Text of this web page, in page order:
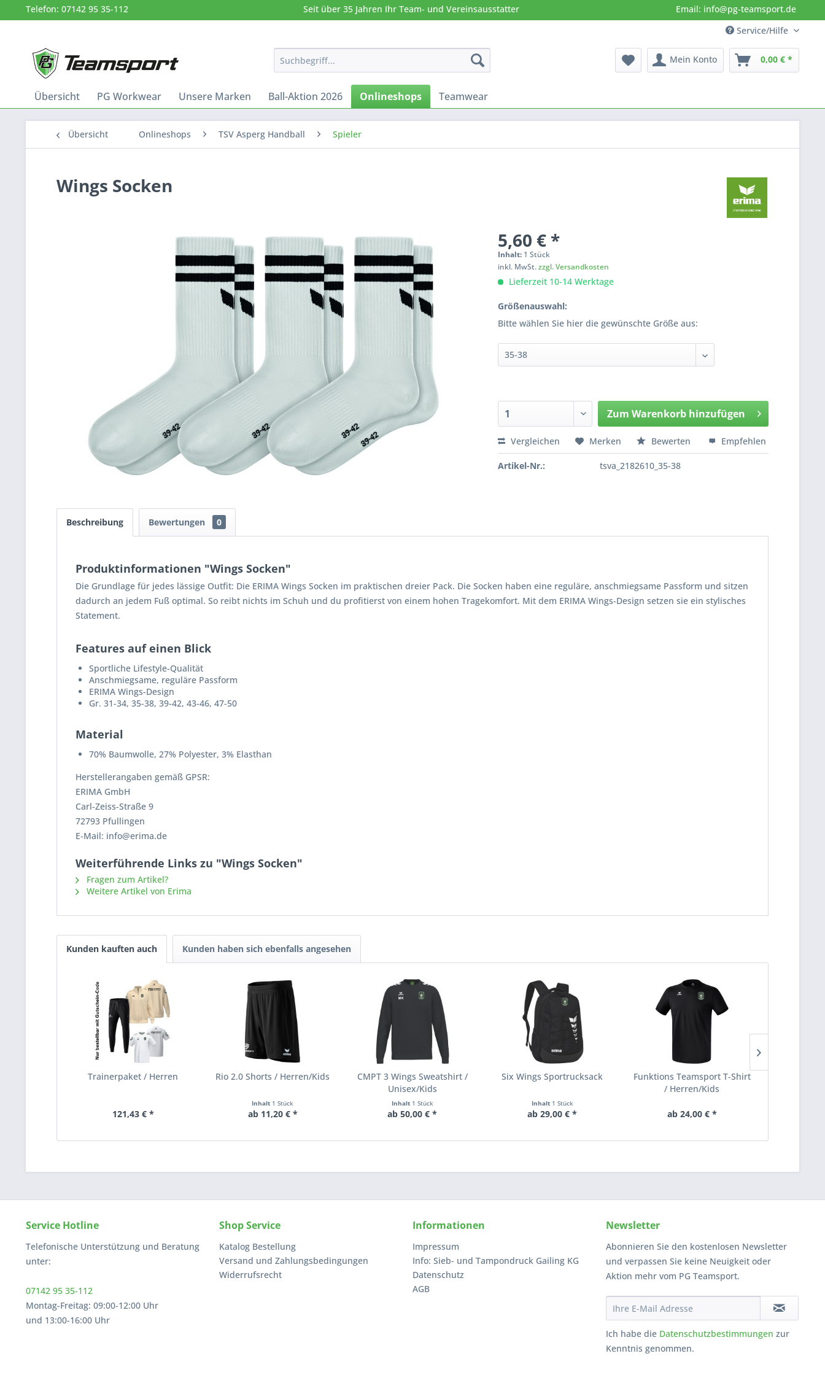
Telefon: 07142 95 35-112 Seit über 35 Jahren Ihr Team- und Vereinsausstatter
Email: info@pg-teamsport.de
Service/Hilfe
Mein Konto 0,00 € *
Übersicht PG Workwear Unsere Marken Ball-Aktion 2026 Onlineshops Teamwear
Übersicht Onlineshops TSV Asperg Handball Spieler
Wings Socken
5,60 € *
Inhalt: 1 Stück
inkl. MwSt.zzgl. Versandkosten
Lieferzeit 10-14 Werktage
Größenauswahl:
Bitte wählen Sie hier die gewünschte Größe aus:
Zum Warenkorb hinzufügen
Hinzugefügt
Vergleichen Merken Bewerten Empfehlen
Artikel-Nr.: tsva_2182610_35-38
Beschreibung Bewertungen 0
Produktinformationen "Wings Socken"
Die Grundlage für jedes lässige Outfit: Die ERIMA Wings Socken im praktischen dreier Pack. Die Socken haben eine reguläre, anschmiegsame Passform und sitzen
dadurch an jedem Fuß optimal. So reibt nichts im Schuh und du profitierst von einem hohen Tragekomfort. Mit dem ERIMA Wings-Design setzen sie ein stylisches
Statement.
Features auf einen Blick
Sportliche Lifestyle-Qualität
Anschmiegsame, reguläre Passform
ERIMA Wings-Design
Gr. 31-34, 35-38, 39-42, 43-46, 47-50
Material
70% Baumwolle, 27% Polyester, 3% Elasthan
Herstellerangaben gemäß GPSR:
ERIMA GmbH
Carl-Zeiss-Straße 9
72793 Pfullingen
E-Mail: info@erima.de
Weiterführende Links zu "Wings Socken"
Fragen zum Artikel?
Weitere Artikel von Erima
Kunden kauften auch Kunden haben sich ebenfalls angesehen
Trainerpaket / Herren
121,43 € *
Rio 2.0 Shorts / Herren/Kids
Inhalt 1 Stück
ab 11,20 € *
CMPT 3 Wings Sweatshirt /
Unisex/Kids
Inhalt 1 Stück
ab 50,00 € *
Six Wings Sportrucksack
Inhalt 1 Stück
ab 29,00 € *
Funktions Teamsport T-Shirt
/ Herren/Kids
ab 24,00 € *
Service Hotline
Telefonische Unterstützung und Beratung
unter:
07142 95 35-112
Montag-Freitag: 09:00-12:00 Uhr
und 13:00-16:00 Uhr
Shop Service
Katalog Bestellung
Versand und Zahlungsbedingungen
Widerrufsrecht
Informationen
Impressum
Info: Sieb- und Tampondruck Gailing KG
Datenschutz
AGB
Newsletter
Abonnieren Sie den kostenlosen Newsletter
und verpassen Sie keine Neuigkeit oder
Aktion mehr vom PG Teamsport.
Ich habe die Datenschutzbestimmungen zur
Kenntnis genommen.